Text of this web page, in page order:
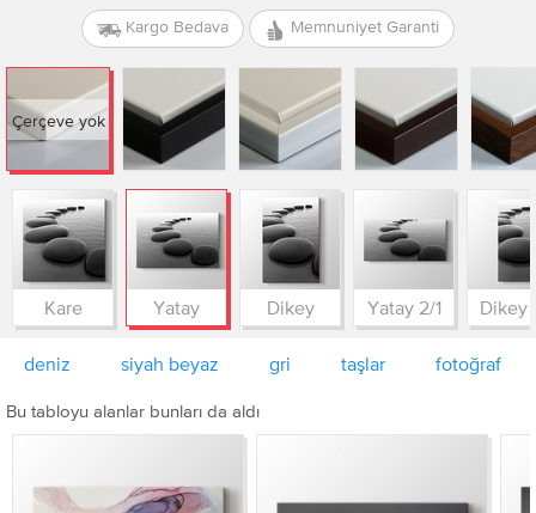
Kargo Bedava Memnuniyet Garanti
Çerçeve yok
Kare Yatay Dikey Yatay 2/1 Dikey
deniz siyah beyaz gri taşlar fotoğraf
Bu tabloyu alanlar bunları da aldı